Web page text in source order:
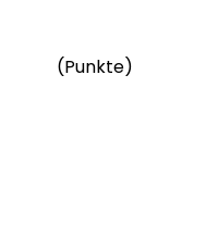
(Punkte)